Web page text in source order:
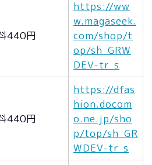
440円
https://ww
w.magaseek.
com/shop/t
op/sh_GRW
DEV-tr_s
440円
https://dfas
hion.docom
o.ne.jp/sho
p/top/sh_GR
WDEV-tr_s